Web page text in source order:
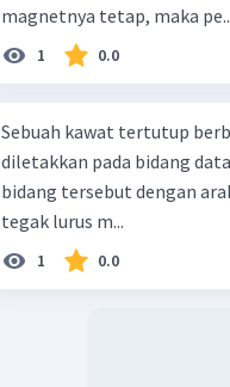
magnetnya tetap, maka
1 0.0
Sebuah kawat tertutup
diletakkan pada bidang
bidang tersebut dengan
tegak lurus m...
1 0.0